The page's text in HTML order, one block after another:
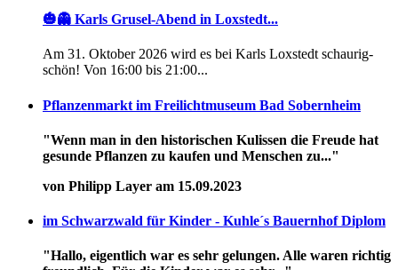
🎃👻 Karls Grusel-Abend in Loxstedt...
Am 31. Oktober 2026 wird es bei Karls Loxstedt schaurig-
schön! Von 16:00 bis 21:00...
Pflanzenmarkt im Freilichtmuseum Bad Sobernheim
"Wenn man in den historischen Kulissen die Freude hat
gesunde Pflanzen zu kaufen und Menschen zu..."
von Philipp Layer am 15.09.2023
im Schwarzwald für Kinder - Kuhle´s Bauernhof Diplom
"Hallo, eigentlich war es sehr gelungen. Alle waren richtig